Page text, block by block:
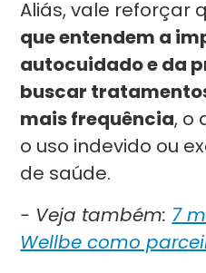
Aliás, vale reforçar
que entendem a
autocuidado e da
buscar
mais frequência, o
o uso indevido ou
de saúde.
- Veja também: 7
Wellbe como